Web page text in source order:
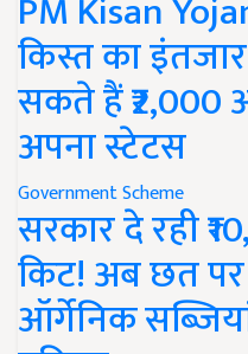
किस्त का
सकते हैं
अपना स्टेटस
Government Scheme
सरकार दे रही
किट! अब छत पर
ऑर्गेनिक